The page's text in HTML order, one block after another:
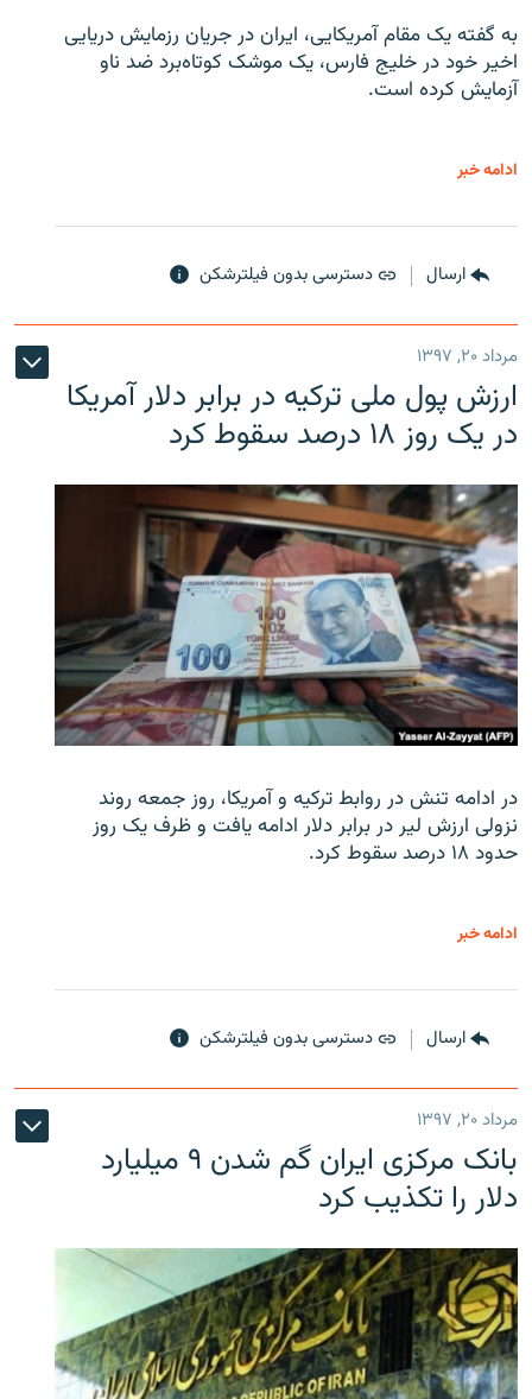
به گفته یک مقام آمریکایی، ایران در جریان رزمایش دریایی
اخیر خود در خلیج فارس، یک موشک کوتاه‌برد ضد ناو
آزمایش کرده است.
ادامه خبر
ارسال دسترسی بدون فیلترشکن
مرداد ۲۰, ۱۳۹۷
ارزش پول ملی ترکیه در برابر دلار آمریکا
در یک روز ۱۸ درصد سقوط کرد
در ادامه تنش در روابط ترکیه و آمریکا، روز جمعه روند
نزولی ارزش لیر در برابر دلار ادامه یافت و ظرف یک روز
حدود ۱۸ درصد سقوط کرد.
ادامه خبر
ارسال دسترسی بدون فیلترشکن
مرداد ۲۰, ۱۳۹۷
بانک مرکزی ایران گم شدن ۹ میلیارد
دلار را تکذیب کرد